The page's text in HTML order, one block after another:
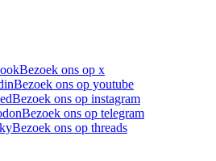
Bezoek ons op x
Bezoek ons op youtube
Bezoek ons op instagram
Bezoek ons op telegram
Bezoek ons op threads